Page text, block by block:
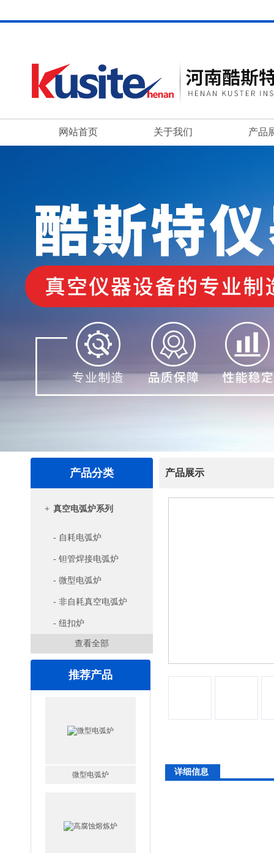
网站首页 关于我们 产品
产品分类
+ 真空电弧炉系列
- 自耗电弧炉
- 钽管焊接电弧炉
- 微型电弧炉
- 非自耗真空电弧炉
- 纽扣炉
查看全部
推荐产品
产品展示
详细信息